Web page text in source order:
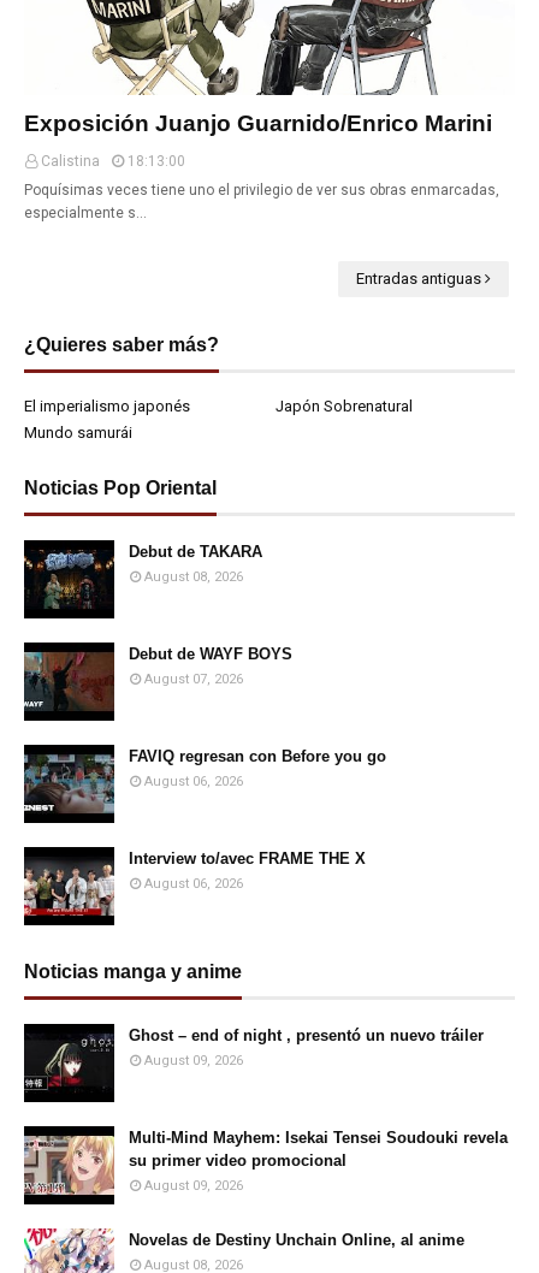
Exposición Juanjo Guarnido/Enrico Marini
Calistina
18:13:00
Poquísimas veces tiene uno el privilegio de ver sus obras enmarcadas,
especialmente s…
Entradas antiguas
¿Quieres saber más?
El imperialismo japonés
Japón Sobrenatural
Mundo samurái
Noticias Pop Oriental
Debut de TAKARA
August 08, 2026
Debut de WAYF BOYS
August 07, 2026
FAVIQ regresan con Before you go
August 06, 2026
Interview to/avec FRAME THE X
August 06, 2026
Noticias manga y anime
Ghost – end of night , presentó un nuevo tráiler
August 09, 2026
Multi-Mind Mayhem: Isekai Tensei Soudouki revela
su primer video promocional
August 09, 2026
Novelas de Destiny Unchain Online, al anime
August 08, 2026